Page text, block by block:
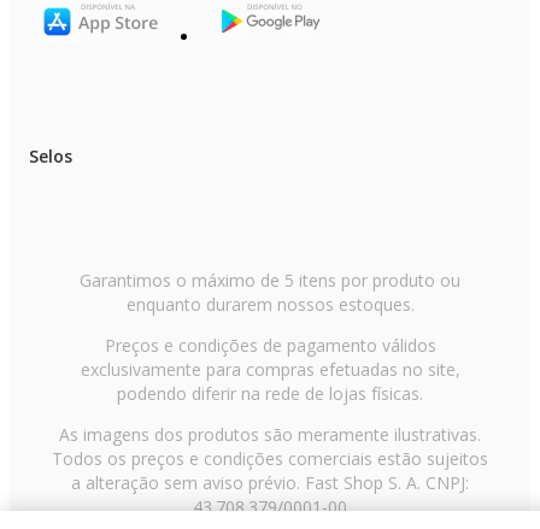
Selos
Garantimos o máximo de 5 itens por produto ou
enquanto durarem nossos estoques.
Preços e condições de pagamento válidos
exclusivamente para compras efetuadas no site,
podendo diferir na rede de lojas físicas.
As imagens dos produtos são meramente ilustrativas.
Todos os preços e condições comerciais estão sujeitos
a alteração sem aviso prévio. Fast Shop S. A. CNPJ:
43.708.379/0001-00